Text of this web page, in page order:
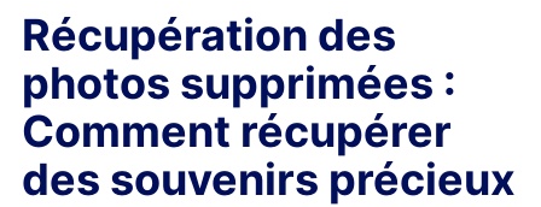
Récupération des
photos supprimées :
Comment récupérer
des souvenirs précieux